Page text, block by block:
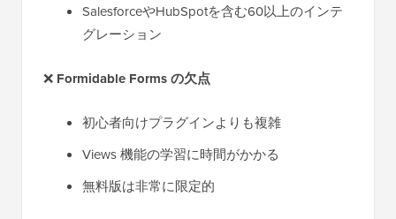
SalesforceやHubSpotを含む60以上のインテ
グレーション
❌ Formidable Forms の欠点
初心者向けプラグインよりも複雑
Views 機能の学習に時間がかかる
無料版は非常に限定的